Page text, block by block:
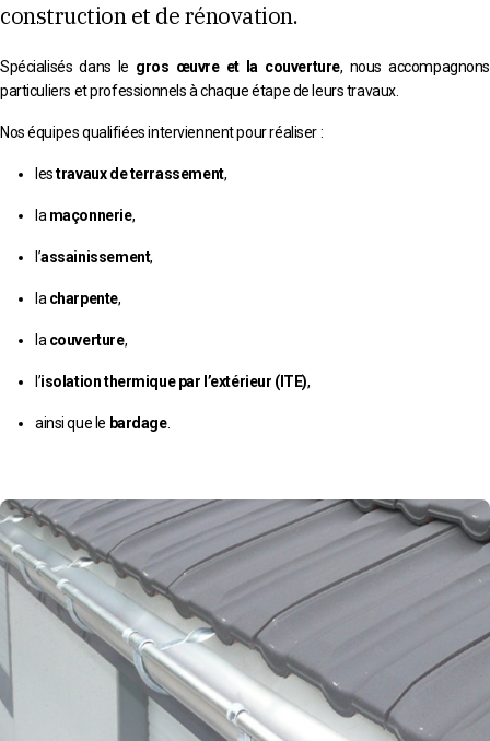
construction et de rénovation.
Spécialisés dans le gros œuvre et la couverture, nous accompagnons
particuliers et professionnels à chaque étape de leurs travaux.
Nos équipes qualifiées interviennent pour réaliser :
lestravaux de terrassement,
la maçonnerie,
l’assainissement,
la charpente,
la couverture,
l’isolation thermique par l’extérieur (ITE),
ainsi que le bardage.